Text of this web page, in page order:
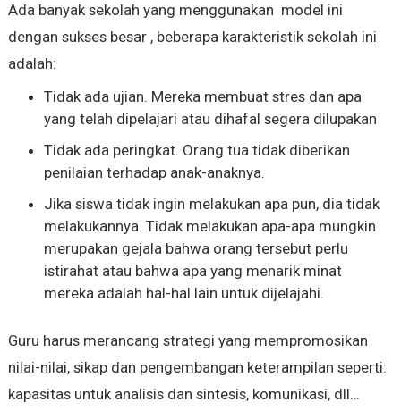
Ada banyak sekolah yang menggunakan model ini
dengan sukses besar , beberapa karakteristik sekolah ini
adalah:
Tidak ada ujian. Mereka membuat stres dan apa
yang telah dipelajari atau dihafal segera dilupakan
Tidak ada peringkat. Orang tua tidak diberikan
penilaian terhadap anak-anaknya.
Jika siswa tidak ingin melakukan apa pun, dia tidak
melakukannya. Tidak melakukan apa-apa mungkin
merupakan gejala bahwa orang tersebut perlu
istirahat atau bahwa apa yang menarik minat
mereka adalah hal-hal lain untuk dijelajahi.
Guru harus merancang strategi yang mempromosikan
nilai-nilai, sikap dan pengembangan keterampilan seperti:
kapasitas untuk analisis dan sintesis, komunikasi, dll…